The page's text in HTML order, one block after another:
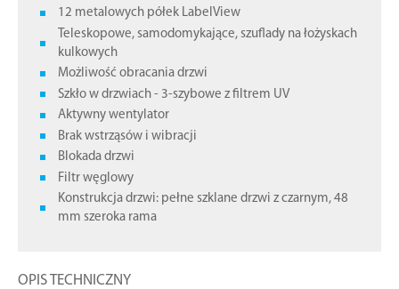
12 metalowych półek LabelView
Teleskopowe, samodomykające, szuflady na łożyskach
kulkowych
Możliwość obracania drzwi
Szkło w drzwiach - 3-szybowe z filtrem UV
Aktywny wentylator
Brak wstrząsów i wibracji
Blokada drzwi
Filtr węglowy
Konstrukcja drzwi: pełne szklane drzwi z czarnym, 48
mm szeroka rama
OPIS TECHNICZNY